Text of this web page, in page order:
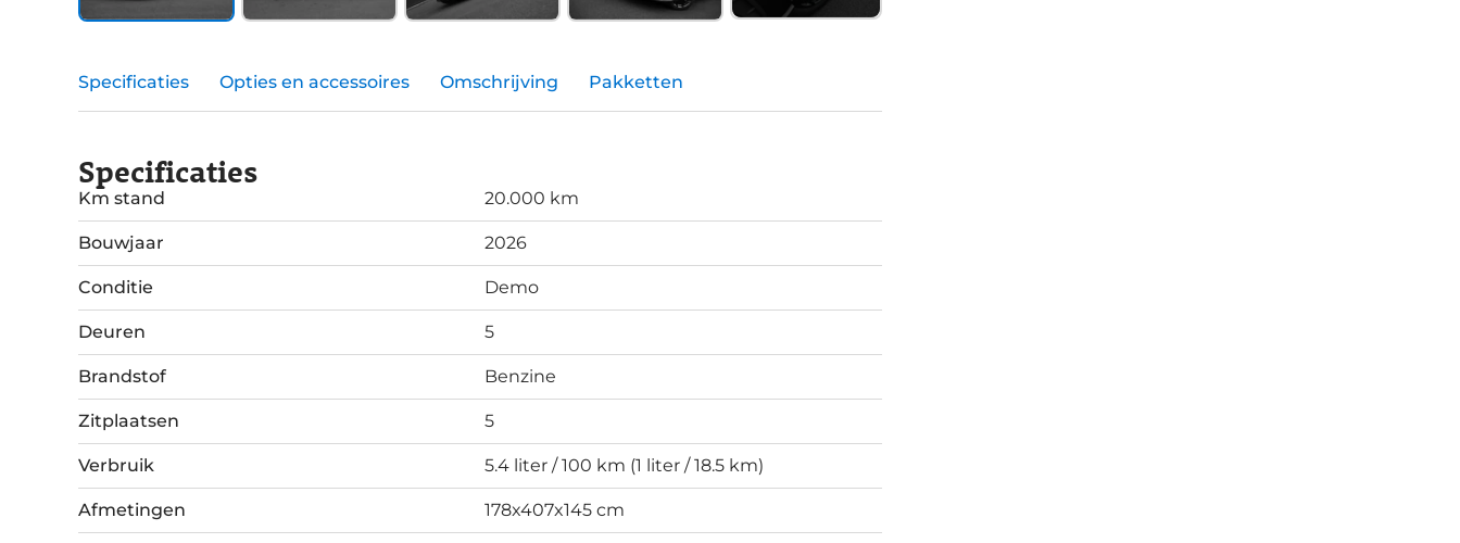
Specificaties Opties en accessoires Omschrijving Pakketten
Specificaties
Km stand 20.000 km
Bouwjaar 2026
Conditie Demo
Deuren 5
Brandstof Benzine
Zitplaatsen 5
Verbruik 5.4 liter / 100 km (1 liter / 18.5 km)
Afmetingen 178x407x145 cm